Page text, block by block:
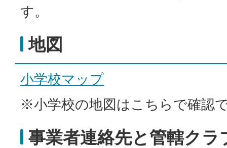
す。
地図
小学校マップ
※小学校の地図はこちらで確認
事業者連絡先と管轄クラ